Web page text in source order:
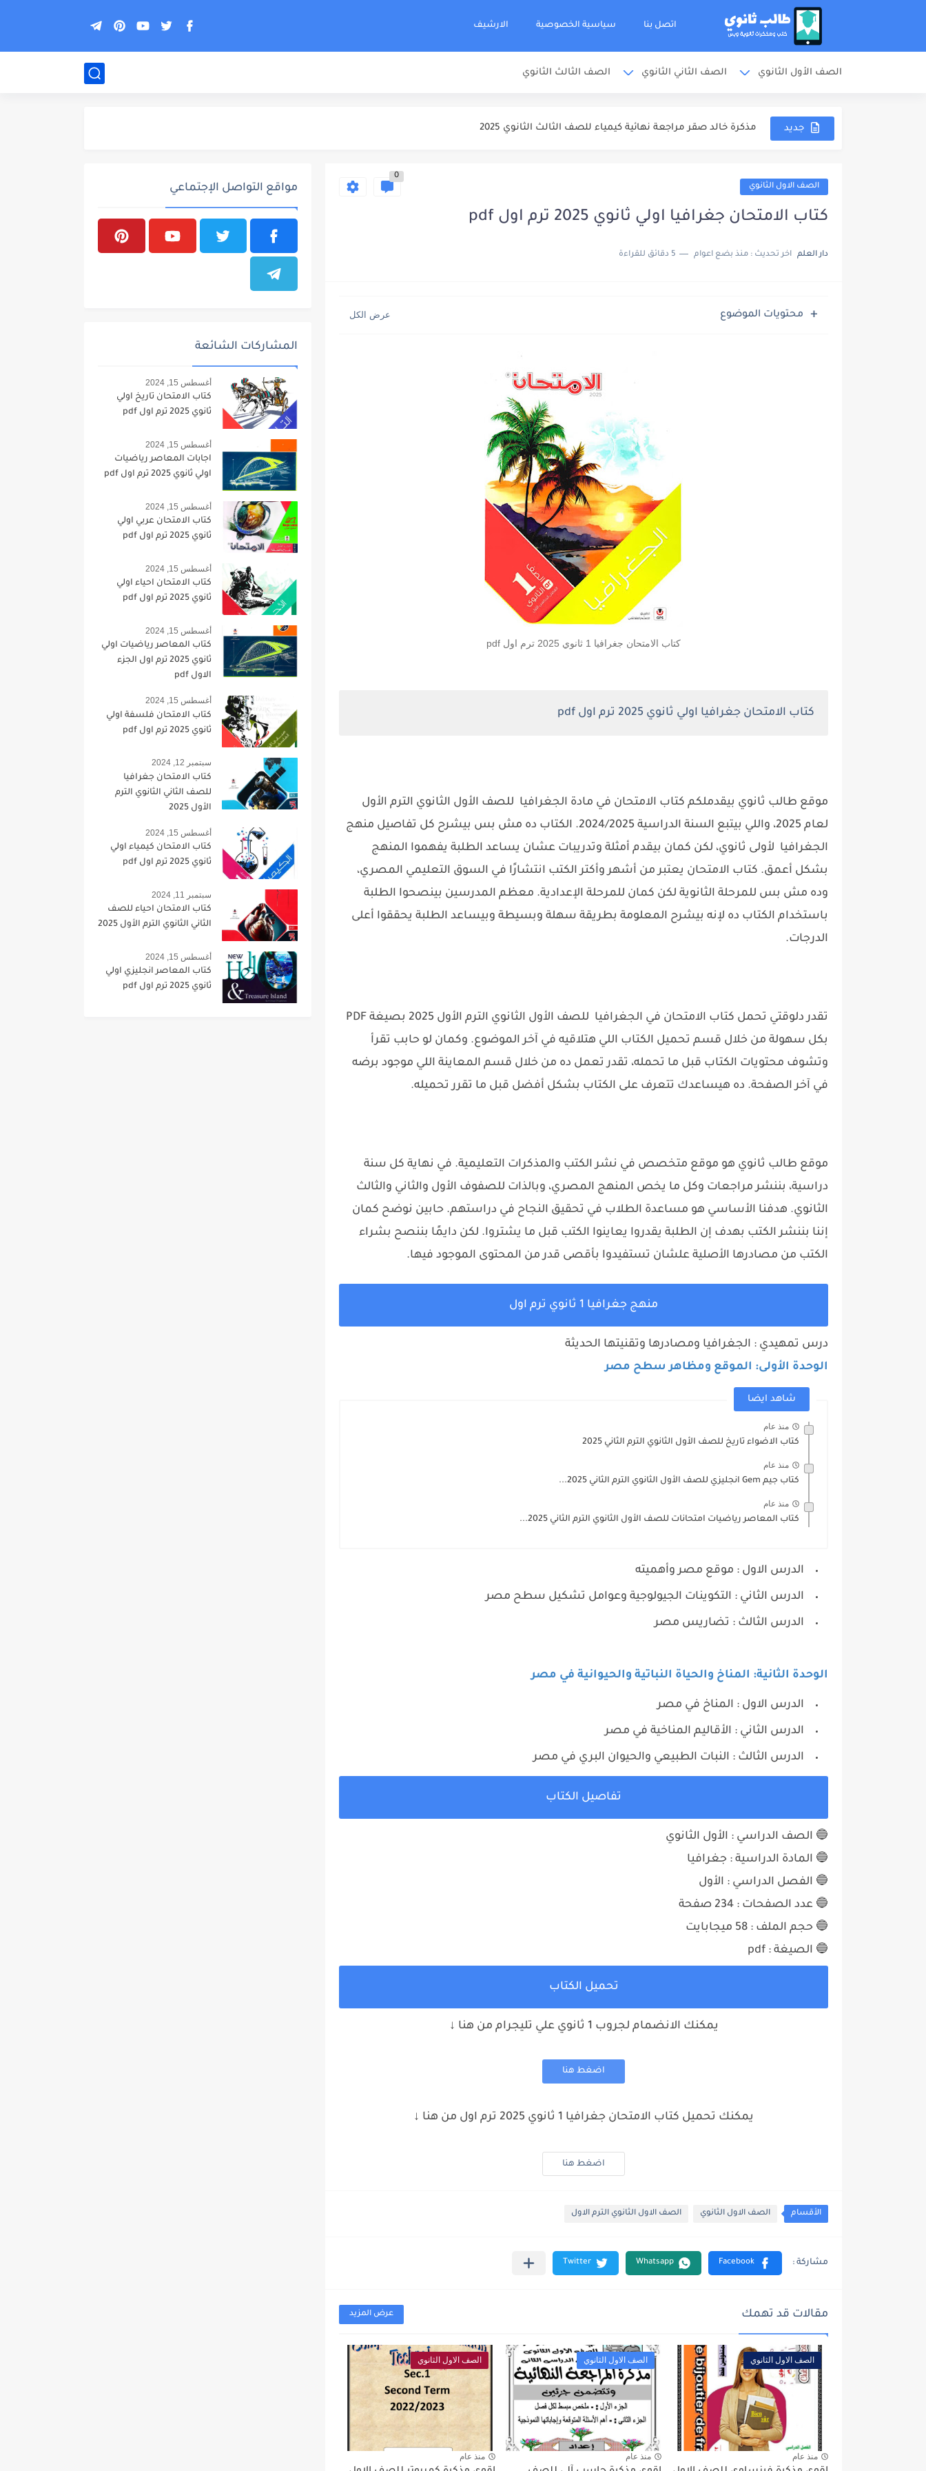
اتصل بنا سياسية الخصوصية الارشيف
الصف الأول الثانوي الصف الثاني الثانوي الصف الثالث الثانوي
جديد
ملخص المنهج مذكرة محمد عبدالجواد مراجعة نهائية كيمياء للصف الثالث...
تدريبات مذكرة محمد عبدالجواد مراجعة نهائية كيمياء للصف الثالث الثانوي...
مذكرة خالد صقر مراجعة نهائية كيمياء للصف الثالث الثانوي 2025
مهارات دخول الامتحان كتاب مندليف كيمياء مراجعة نهائية للصف الثالث...
كتاب مندليف كيمياء مراجعة نهائية للصف الثالث الثانوي 2025
الصف الاول الثانوي
0
كتاب الامتحان جغرافيا اولي ثانوي 2025 ترم اول pdf
دار العلم اخر تحديث : منذ بضع اعوام 5 دقائق للقراءة
محتويات الموضوع
كتاب الامتحان جغرافيا 1 ثانوي 2025 ترم اول pdf
كتاب الامتحان جغرافيا اولي ثانوي 2025 ترم اول pdf
موقع طالب ثانوي بيقدملكم كتاب الامتحان في مادة الجغرافيا للصف الأول الثانوي الترم الأول
لعام 2025، واللي بيتبع السنة الدراسية 2024/2025. الكتاب ده مش بس بيشرح كل تفاصيل منهج
الجغرافيا لأولى ثانوي، لكن كمان بيقدم أمثلة وتدريبات عشان يساعد الطلبة يفهموا المنهج
بشكل أعمق. كتاب الامتحان يعتبر من أشهر وأكتر الكتب انتشارًا في السوق التعليمي المصري،
وده مش بس للمرحلة الثانوية لكن كمان للمرحلة الإعدادية. معظم المدرسين بينصحوا الطلبة
باستخدام الكتاب ده لإنه بيشرح المعلومة بطريقة سهلة وبسيطة وبيساعد الطلبة يحققوا أعلى
الدرجات.
تقدر دلوقتي تحمل كتاب الامتحان في الجغرافيا للصف الأول الثانوي الترم الأول 2025 بصيغة PDF
بكل سهولة من خلال قسم تحميل الكتاب اللي هتلاقيه في آخر الموضوع. وكمان لو حابب تقرأ
وتشوف محتويات الكتاب قبل ما تحمله، تقدر تعمل ده من خلال قسم المعاينة اللي موجود برضه
في آخر الصفحة. ده هيساعدك تتعرف على الكتاب بشكل أفضل قبل ما تقرر تحميله.
موقع طالب ثانوي هو موقع متخصص في نشر الكتب والمذكرات التعليمية. في نهاية كل سنة
دراسية، بننشر مراجعات وكل ما يخص المنهج المصري، وبالذات للصفوف الأول والثاني والثالث
الثانوي. هدفنا الأساسي هو مساعدة الطلاب في تحقيق النجاح في دراستهم. حابين نوضح كمان
إننا بننشر الكتب بهدف إن الطلبة يقدروا يعاينوا الكتب قبل ما يشتروا. لكن دايمًا بننصح بشراء
الكتب من مصادرها الأصلية علشان تستفيدوا بأقصى قدر من المحتوى الموجود فيها.
منهج جغرافيا 1 ثانوي ترم اول
درس تمهيدي : الجغرافيا ومصادرها وتقنيتها الحديثة
الوحدة الأولى: الموقع ومظاهر سطح مصر
شاهد ايضا
منذ عام
كتاب الاضواء تاريخ للصف الأول الثانوي الترم الثاني 2025
منذ عام
كتاب جيم Gem انجليزي للصف الأول الثانوي الترم الثاني 2025...
منذ عام
كتاب المعاصر رياضيات امتحانات للصف الأول الثانوي الترم الثاني 2025...
الدرس الاول : موقع مصر وأهميته
الدرس الثاني : التكوينات الجيولوجية وعوامل تشكيل سطح مصر
الدرس الثالث : تضاريس مصر
الوحدة الثانية: المناخ والحياة النباتية والحيوانية في مصر
الدرس الاول : المناخ في مصر
الدرس الثاني : الأقاليم المناخية في مصر
الدرس الثالث : النبات الطبيعي والحيوان البري في مصر
تفاصيل الكتاب
🔵 الصف الدراسي : الأول الثانوي
🔵 المادة الدراسية : جغرافيا
🔵 الفصل الدراسي : الأول
🔵 عدد الصفحات : 234 صفحة
🔵 حجم الملف : 58 ميجابايت
🔵 الصيغة : pdf
تحميل الكتاب
يمكنك الانضمام لجروب 1 ثانوي علي تليجرام من هنا ↓
اضغط هنا
يمكنك تحميل كتاب الامتحان جغرافيا 1 ثانوي 2025 ترم اول من هنا ↓
اضغط هنا
الأقسام الصف الاول الثانوي الصف الاول الثانوي الترم الاول
مقالات قد تهمك عرض المزيد
الصف الاول الثانوي
منذ عام
الصف الاول الثانوي
منذ عام
الصف الاول الثانوي
منذ عام
مواقع التواصل الإجتماعي
المشاركات الشائعة
أغسطس 15, 2024
كتاب الامتحان تاريخ اولي
ثانوي 2025 ترم اول pdf
أغسطس 15, 2024
اجابات المعاصر رياضيات
اولي ثانوي 2025 ترم اول pdf
أغسطس 15, 2024
كتاب الامتحان عربي اولي
ثانوي 2025 ترم اول pdf
أغسطس 15, 2024
كتاب الامتحان احياء اولي
ثانوي 2025 ترم اول pdf
أغسطس 15, 2024
كتاب المعاصر رياضيات اولي
ثانوي 2025 ترم اول الجزء
الاول pdf
أغسطس 15, 2024
كتاب الامتحان فلسفة اولي
ثانوي 2025 ترم اول pdf
سبتمبر 12, 2024
كتاب الامتحان جغرافيا
للصف الثاني الثانوي الترم
الأول 2025
أغسطس 15, 2024
كتاب الامتحان كيمياء اولي
ثانوي 2025 ترم اول pdf
سبتمبر 11, 2024
كتاب الامتحان احياء للصف
الثاني الثانوي الترم الأول 2025
أغسطس 15, 2024
كتاب المعاصر انجليزي اولي
ثانوي 2025 ترم اول pdf